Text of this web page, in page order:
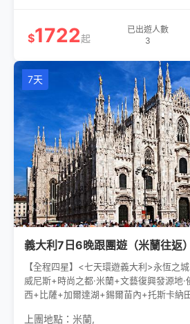
$1722起
已出遊人數
3
7天
義大利7日6晚跟團遊（米蘭往返）
【全程四星】<七天環遊義大利>永恆之
威尼斯+時尚之都·米蘭+文藝復興發源地
西+比薩+加爾達湖+錫爾苗內+托斯卡納
上團地點： 米蘭,